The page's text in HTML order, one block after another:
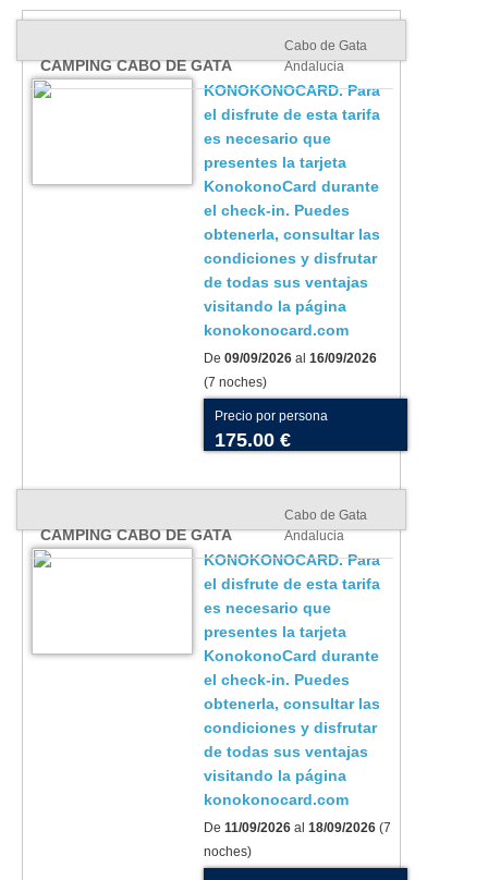
CAMPING CABO DE GATA
Cabo de Gata
Andalucia
KONOKONOCARD. Para
el disfrute de esta tarifa
es necesario que
presentes la tarjeta
KonokonoCard durante
el check-in. Puedes
obtenerla, consultar las
condiciones y disfrutar
de todas sus ventajas
visitando la página
konokonocard.com
De 09/09/2026 al 16/09/2026
(7 noches)
Precio por persona
175.00 €
CAMPING CABO DE GATA
Cabo de Gata
Andalucia
KONOKONOCARD. Para
el disfrute de esta tarifa
es necesario que
presentes la tarjeta
KonokonoCard durante
el check-in. Puedes
obtenerla, consultar las
condiciones y disfrutar
de todas sus ventajas
visitando la página
konokonocard.com
De 11/09/2026 al 18/09/2026 (7
noches)